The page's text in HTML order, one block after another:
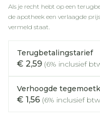
Als je recht hebt op een
de apotheek een verlaagde
vermeld staat.
Terugbetalingstarief
€ 2,59 (6% inclusief
Verhoogde
€ 1,56 (6% inclusief